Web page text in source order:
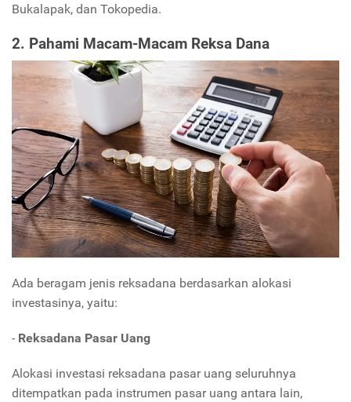
Bukalapak, dan Tokopedia.
2. Pahami Macam-Macam Reksa Dana
Ada beragam jenis reksadana berdasarkan alokasi
investasinya, yaitu:
- Reksadana Pasar Uang
Alokasi investasi reksadana pasar uang seluruhnya
ditempatkan pada instrumen pasar uang antara lain,